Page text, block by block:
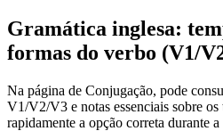
Gramática inglesa:
formas do verbo (V1/
Na página de Conjugação, pode
V1/V2/V3 e notas essenciais sobre
rapidamente a opção correta durante a